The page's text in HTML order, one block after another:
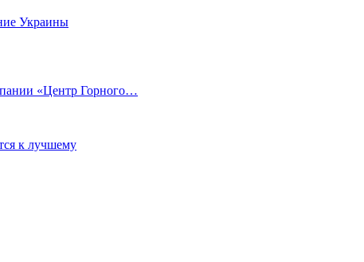
Украины
«Центр Горного…
к лучшему